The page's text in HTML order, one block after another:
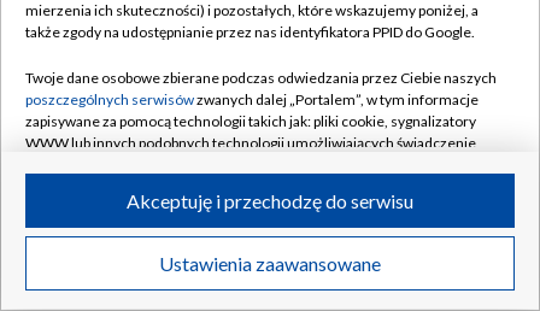
Naziemna Telewizja Cyfrowa
Rada Programowa
System NOS
Informacje o nadawcy
Program dla prasy
Ogłoszenie przetargowe
Pomoc
Kontakt
Kanały
©2026 Telewizja Polska S.A. w likwidacji
mierzenia ich skuteczności) i pozostałych, które wskazujemy poniżej, a
także zgody na udostępnianie przez nas identyfikatora PPID do Google.
Twoje dane osobowe zbierane podczas odwiedzania przez Ciebie naszych
poszczególnych serwisówzwanych dalej „Portalem”, w tym informacje
zapisywane za pomocą technologii takich jak: pliki cookie, sygnalizatory
WWW lub innych podobnych technologii umożliwiających świadczenie
ruchu w Internecie.
Twoje dane osobowe zbierane podczas odwiedzania przez Ciebie
poszczególnych serwisówna Portalu, takie jak adresy IP, identyfikatory
Ustawienia zaawansowane
Akceptuję i przechodzę do serwisu